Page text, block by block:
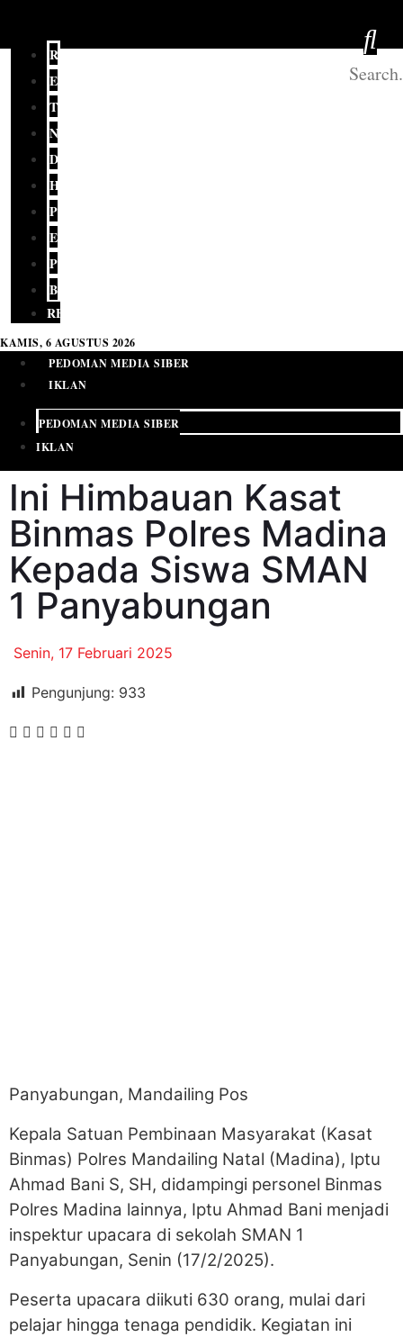
REDAKSI
EDITORIAL
TERKINI
NASIONAL
DAERAH
HUKUM
POLITIK
EKONOMI
PENDIDIKAN
BUDAYA
RELIGI
KAMIS, 6 AGUSTUS 2026
PEDOMAN MEDIA SIBER
IKLAN
PEDOMAN MEDIA SIBER
IKLAN
Ini Himbauan Kasat
Binmas Polres Madina
Kepada Siswa SMAN
1 Panyabungan
Senin, 17 Februari 2025
Pengunjung: 933
Panyabungan, Mandailing Pos
Kepala Satuan Pembinaan Masyarakat (Kasat
Binmas) Polres Mandailing Natal (Madina), Iptu
Ahmad Bani S, SH, didampingi personel Binmas
Polres Madina lainnya, Iptu Ahmad Bani menjadi
inspektur upacara di sekolah SMAN 1
Panyabungan, Senin (17/2/2025).
Peserta upacara diikuti 630 orang, mulai dari
pelajar hingga tenaga pendidik. Kegiatan ini